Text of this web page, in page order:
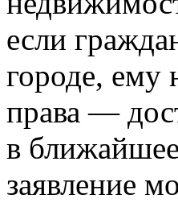
если
городе, ему
права —
в
заявление